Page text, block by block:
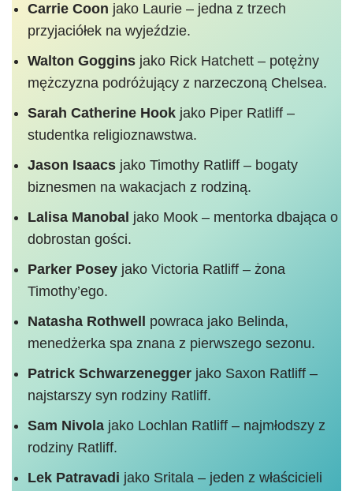
Carrie Coon jako Laurie – jedna z trzech
przyjaciółek na wyjeździe.
Walton Goggins jako Rick Hatchett – potężny
mężczyzna podróżujący z narzeczoną Chelsea.
Sarah Catherine Hook jako Piper Ratliff –
studentka religioznawstwa.
Jason Isaacs jako Timothy Ratliff – bogaty
biznesmen na wakacjach z rodziną.
Lalisa Manobal jako Mook – mentorka dbająca o
dobrostan gości.
Parker Posey jako Victoria Ratliff – żona
Timothy’ego.
Natasha Rothwell
powraca jako Belinda,
menedżerka spa znana z pierwszego sezonu.
Patrick Schwarzenegger jako Saxon Ratliff –
najstarszy syn rodziny Ratliff.
Sam Nivola jako Lochlan Ratliff – najmłodszy z
rodziny Ratliff.
Lek Patravadi jako Sritala – jeden z właścicieli